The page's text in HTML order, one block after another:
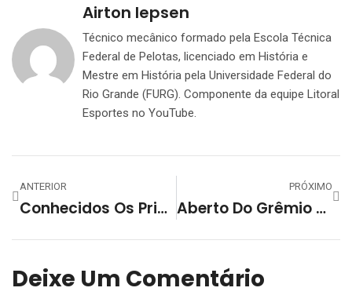
Airton Iepsen
Técnico mecânico formado pela Escola Técnica
Federal de Pelotas, licenciado em História e
Mestre em História pela Universidade Federal do
Rio Grande (FURG). Componente da equipe Litoral
Esportes no YouTube.
ANTERIOR
Conhecidos Os Primeiros Finalistas Do Aberto De Futsal Do Grêmio Esportivo Lourenciano
PRÓXIMO
Aberto Do Grêmio Tem A Semifinal Parte II Hoje
Deixe Um Comentário